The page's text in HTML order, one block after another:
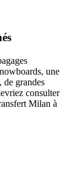
une
de grandes
consulter
Milan à